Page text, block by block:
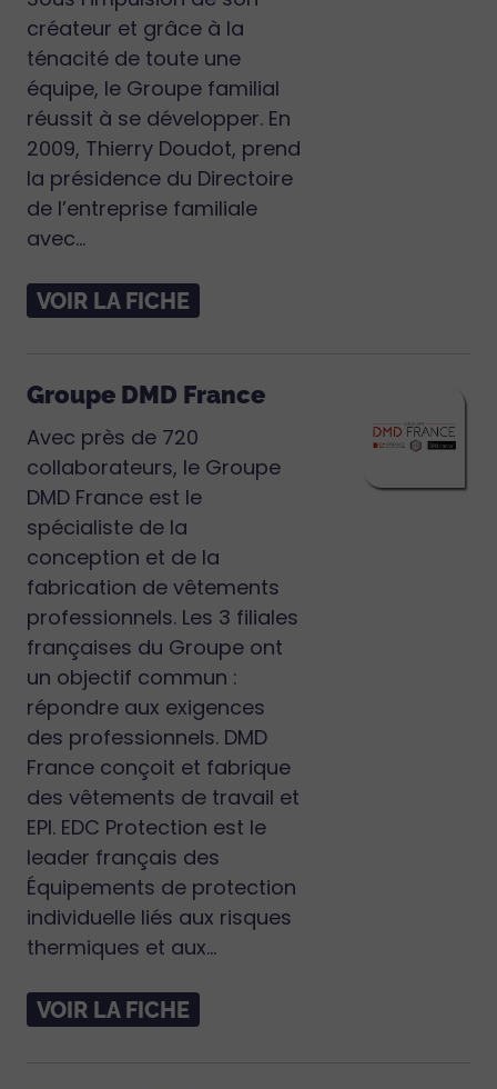
créateur et grâce à la
ténacité de toute une
équipe, le Groupe familial
réussit à se développer. En
2009, Thierry Doudot, prend
la présidence du Directoire
de l’entreprise familiale
avec...
VOIR LA FICHE
Groupe DMD France
Avec près de 720
collaborateurs, le Groupe
DMD France est le
spécialiste de la
conception et de la
fabrication de vêtements
professionnels. Les 3 filiales
françaises du Groupe ont
un objectif commun :
répondre aux exigences
des professionnels. DMD
France conçoit et fabrique
des vêtements de travail et
EPI. EDC Protection est le
leader français des
Équipements de protection
individuelle liés aux risques
thermiques et aux...
VOIR LA FICHE